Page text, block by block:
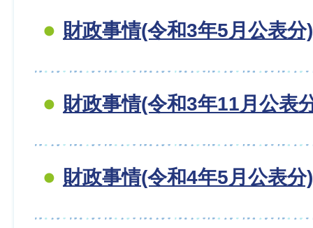
財政事情(令和3年5月公表分)
財政事情(令和3年11月公表
財政事情(令和4年5月公表分)